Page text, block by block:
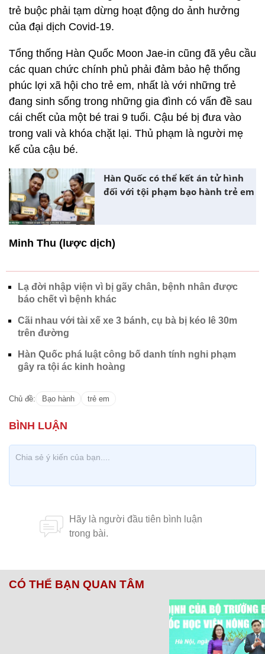
trẻ buộc phải tạm dừng hoạt động do ảnh hưởng
của đại dịch Covid-19.
Tổng thống Hàn Quốc Moon Jae-in cũng đã yêu cầu
các quan chức chính phủ phải đảm bảo hệ thống
phúc lợi xã hội cho trẻ em, nhất là với những trẻ
đang sinh sống trong những gia đình có vấn đề sau
cái chết của một bé trai 9 tuổi. Cậu bé bị đưa vào
trong vali và khóa chặt lại. Thủ phạm là người mẹ
kế của cậu bé.
Hàn Quốc có thể kết án tử hình
đối với tội phạm bạo hành trẻ em
Minh Thu (lược dịch)
Lạ đời nhập viện vì bị gãy chân, bệnh nhân được
báo chết vì bệnh khác
Cãi nhau với tài xế xe 3 bánh, cụ bà bị kéo lê 30m
trên đường
Hàn Quốc phá luật công bố danh tính nghi phạm
gây ra tội ác kinh hoàng
Chủ đề: Bạo hành trẻ em
CÓ THỂ BẠN QUAN TÂM